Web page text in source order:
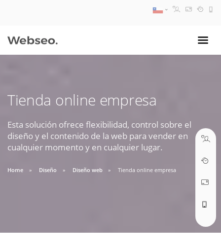
Tienda online empresa
Esta solución ofrece flexibilidad, control sobre el
diseño y el contenido de la web para vender en
cualquier momento y en cualquier lugar.
Home Diseño Diseño web Tienda online empresa
09:30 AM A 18:30 PM
soporte@webseo.cl
ABRIR TICKET